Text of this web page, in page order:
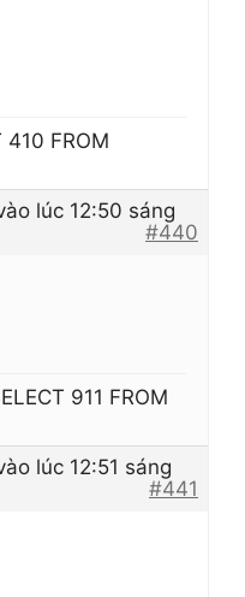
410 FROM
lúc 12:50 sáng
#440
911 FROM
lúc 12:51 sáng
#441